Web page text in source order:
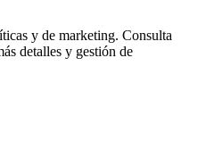
y de marketing. Consulta
detalles y gestión de